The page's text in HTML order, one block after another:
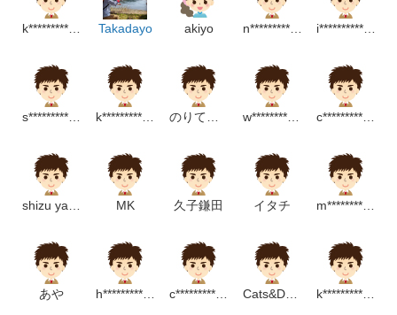
k***************************p Takadayo akiyo n****************m i***************************p
s****************m k*******************m のりてるぴか w********************m c********************m
shizu yamada MK 久子鎌田 イタチ m*****************p
あや h********************p c******************m Cats&Dogs k*******************m